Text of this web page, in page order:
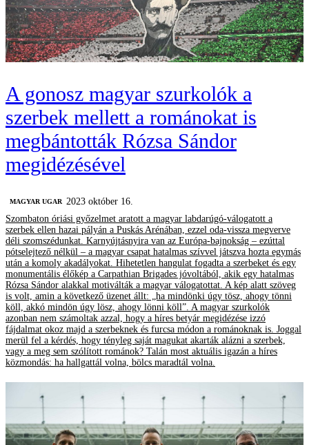
A gonosz magyar szurkolók a
szerbek mellett a románokat is
megbántották Rózsa Sándor
megidézésével
MAGYAR UGAR 2023 október 16.
Szombaton óriási győzelmet aratott a magyar labdarúgó-válogatott a
szerbek ellen hazai pályán a Puskás Arénában, ezzel oda-vissza megverve
déli szomszédunkat. Karnyújtásnyira van az Európa-bajnokság – ezúttal
pótselejtező nélkül – a magyar csapat hatalmas szívvel játszva hozta egymás
után a komoly akadályokat. Hihetetlen hangulat fogadta a szerbeket és egy
monumentális élőkép a Carpathian Brigades jóvoltából, akik egy hatalmas
Rózsa Sándor alakkal motiválták a magyar válogatottat. A kép alatt szöveg
is volt, amin a következő üzenet állt: „ha mindönki úgy tösz, ahogy tönni
köll, akkó mindön úgy lösz, ahogy lönni köll”. A magyar szurkolók
azonban nem számoltak azzal, hogy a híres betyár megidézése izzó
fájdalmat okoz majd a szerbeknek és furcsa módon a románoknak is. Joggal
merül fel a kérdés, hogy tényleg saját magukat akarták alázni a szerbek,
vagy a meg sem szólított románok? Talán most aktuális igazán a híres
közmondás: ha hallgattál volna, bölcs maradtál volna.